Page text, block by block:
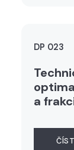
DP 023
a
ČÍST